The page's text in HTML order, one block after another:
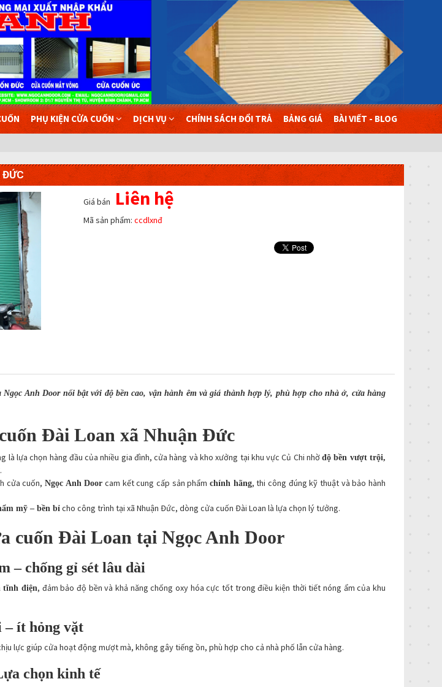
PHỤ KIỆN CỬA CUỐN DỊCH VỤ CHÍNH SÁCH ĐỔI TRẢ BẢNG GIÁ BÀI VIẾT - BLOG
ĐỨC
Giá bán Liên hệ
Mã sản phẩm: ccdlxnđ
Anh Door nổi bật với độ bền cao, vận hành êm và giá thành hợp lý, phù hợp cho nhà ở, cửa hàng
Đài Loan xã Nhuận Đức
là lựa chọn hàng đầu của nhiều gia đình, cửa hàng và kho xưởng tại khu vực Củ Chi nhờđộ bền vượt trội,
.
cửa cuốn,Ngọc Anh Door cam kết cung cấp sản phẩmchính hãng, thi công đúng kỹ thuật và bảo hành
mỹ – bền bỉcho công trình tại xã Nhuận Đức, dòng cửa cuốn Đài Loan là lựa chọn lý tưởng.
cuốn Đài Loan tại Ngọc Anh Door
– chống gỉ sét lâu dài
tĩnh điện, đảm bảo độ bền và khả năng chống oxy hóa cực tốt trong điều kiện thời tiết nóng ẩm của khu
– ít hỏng vặt
lực giúp cửa hoạt động mượt mà, không gây tiếng ồn, phù hợp cho cả nhà phố lẫn cửa hàng.
chọn kinh tế